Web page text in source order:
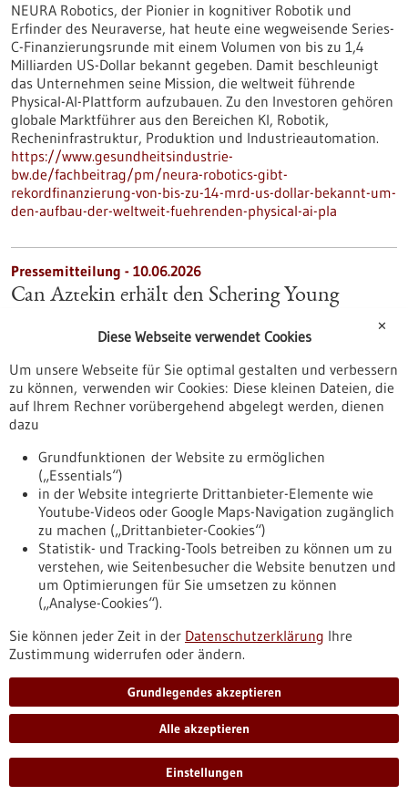
NEURA Robotics, der Pionier in kognitiver Robotik und
Erfinder des Neuraverse, hat heute eine wegweisende Series-
C-Finanzierungsrunde mit einem Volumen von bis zu 1,4
Milliarden US-Dollar bekannt gegeben. Damit beschleunigt
das Unternehmen seine Mission, die weltweit führende
Physical-AI-Plattform aufzubauen. Zu den Investoren gehören
globale Marktführer aus den Bereichen KI, Robotik,
Recheninfrastruktur, Produktion und Industrieautomation.
https://www.gesundheitsindustrie-
bw.de/fachbeitrag/pm/neura-robotics-gibt-
rekordfinanzierung-von-bis-zu-14-mrd-us-dollar-bekannt-um-
den-aufbau-der-weltweit-fuehrenden-physical-ai-pla
Pressemitteilung - 10.06.2026
Can Aztekin erhält den Schering Young
Der Schering Young Investigator Award wurde in diesem Jahr
an Can Aztekin verliehen, Max-Planck
Forschungsgruppenleiter am Friedrich-Miescher-Labor der
Max-Planck-Gesellschaft in Tübingen. Der Wissenschaftler
wird für seine bedeutenden Arbeiten auf dem Gebiet der
https://www.gesundheitsindustrie-
bw.de/fachbeitrag/pm/can-aztekin-erhaelt-den-schering-
young-investigator-award-2026
Pressemitteilung - 10.06.2026
KI diagnostiziert Hirntumoren in Minuten
statt Wochen
Heidelberger Experten haben ein KI-System entwickelt, das
Hirntumoren anhand gewöhnlicher mikroskopischer
Gewebeschnitte mit bislang unerreichter Genauigkeit
klassifizieren kann. Das System erkennt anhand
digitalisierter Standardfärbungen mehr als 100 molekulare
Untergruppen von Tumoren des zentralen Nervensystems,
liefert Ergebnisse innerhalb weniger Minuten und könnte die
Diagnostik von Hirntumoren weltweit beschleunigen.
https://www.gesundheitsindustrie-
bw.de/fachbeitrag/pm/ki-diagnostiziert-hirntumoren-
✕
Diese Webseite verwendet Cookies
Um unsere Webseite für Sie optimal gestalten und verbessern
zu können, verwenden wir Cookies: Diese kleinen Dateien, die
auf Ihrem Rechner vorübergehend abgelegt werden, dienen
dazu
Grundfunktionen der Website zu ermöglichen
(„Essentials“)
in der Website integrierte Drittanbieter-Elemente wie
Youtube-Videos oder Google Maps-Navigation zugänglich
zu machen („Drittanbieter-Cookies“)
Statistik- und Tracking-Tools betreiben zu können um zu
verstehen, wie Seitenbesucher die Website benutzen und
um Optimierungen für Sie umsetzen zu können
(„Analyse-Cookies“).
Sie können jeder Zeit in der Datenschutzerklärung Ihre
Zustimmung widerrufen oder ändern.
Grundlegendes akzeptieren
Alle akzeptieren
Einstellungen